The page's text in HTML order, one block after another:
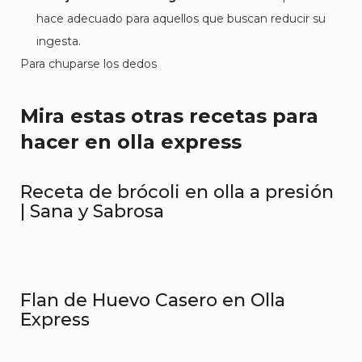
hace adecuado para aquellos que buscan reducir su
ingesta.
Para chuparse los dedos
Mira estas otras recetas para
hacer en olla express
Receta de brócoli en olla a presión
| Sana y Sabrosa
Flan de Huevo Casero en Olla
Express